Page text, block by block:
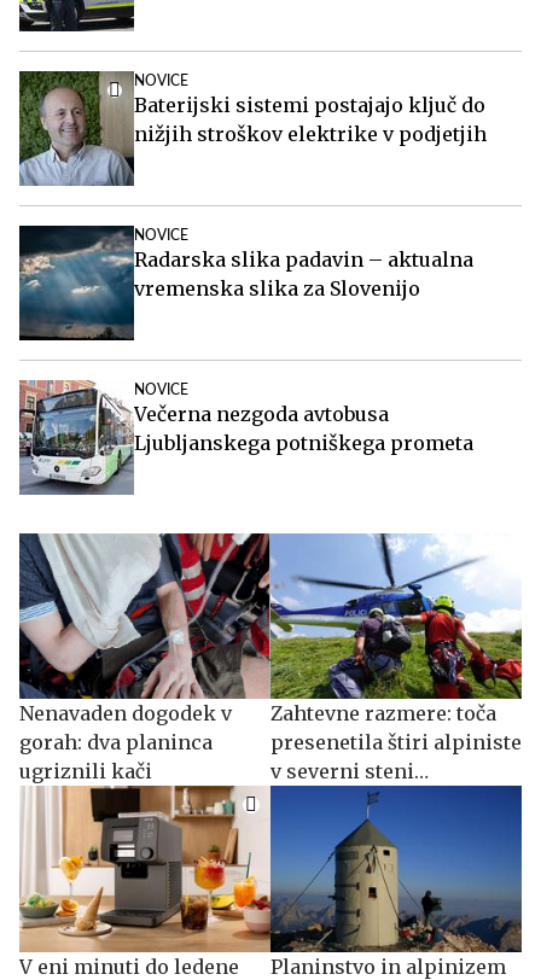
NOVICE
Baterijski sistemi postajajo ključ do
nižjih stroškov elektrike v podjetjih
NOVICE
Radarska slika padavin – aktualna
vremenska slika za Slovenijo
NOVICE
Večerna nezgoda avtobusa
Ljubljanskega potniškega prometa
Nenavaden dogodek v
gorah: dva planinca
ugriznili kači
Zahtevne razmere: toča
presenetila štiri alpiniste
v severni steni
Mojstrovke
V eni minuti do ledene
Planinstvo in alpinizem